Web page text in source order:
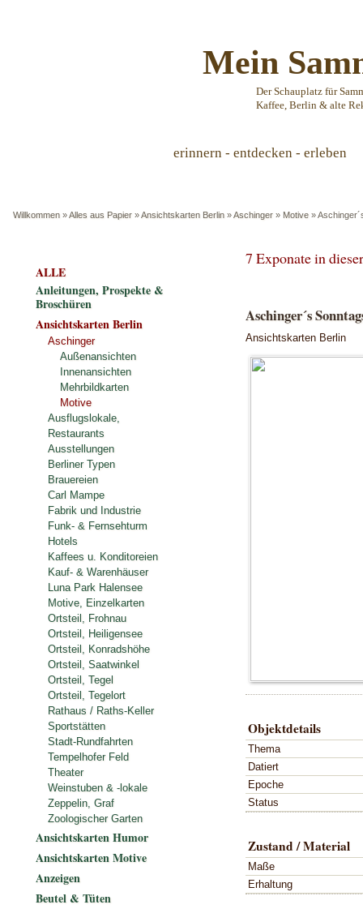
Mein
Der Schauplatz für
Kaffee, Berlin & alte
erinnern - entdecken - erleben
Willkommen »Alles aus Papier »Ansichtskarten Berlin »Aschinger » Motive »
7 Exponate in
Aschinger´s
Ansichtskarten Berlin
Objektdetails
Thema
Datiert
Epoche
Status
Zustand / Material
Maße
Erhaltung
ALLE
Anleitungen, Prospekte &
Broschüren
Ansichtskarten Berlin
Aschinger
Außenansichten
Innenansichten
Mehrbildkarten
Motive
Ausflugslokale,
Restaurants
Ausstellungen
Berliner Typen
Brauereien
Carl Mampe
Fabrik und Industrie
Funk- & Fernsehturm
Hotels
Kaffees u. Konditoreien
Kauf- & Warenhäuser
Luna Park Halensee
Motive, Einzelkarten
Ortsteil, Frohnau
Ortsteil, Heiligensee
Ortsteil, Konradshöhe
Ortsteil, Saatwinkel
Ortsteil, Tegel
Ortsteil, Tegelort
Rathaus / Raths-Keller
Sportstätten
Stadt-Rundfahrten
Tempelhofer Feld
Theater
Weinstuben & -lokale
Zeppelin, Graf
Zoologischer Garten
Ansichtskarten Humor
Ansichtskarten Motive
Anzeigen
Beutel & Tüten